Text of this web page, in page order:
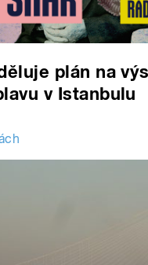
plán na
v Istanbulu